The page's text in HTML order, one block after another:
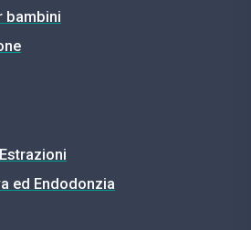
bambini
ed Endodonzia